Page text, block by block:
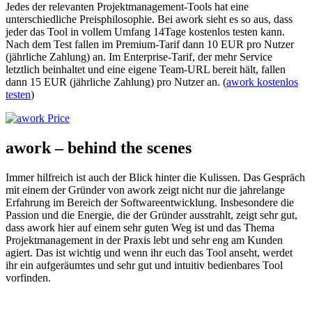
Jedes der relevanten Projektmanagement-Tools hat eine
unterschiedliche Preisphilosophie. Bei awork sieht es so aus, dass
jeder das Tool in vollem Umfang 14Tage kostenlos testen kann.
Nach dem Test fallen im Premium-Tarif dann 10 EUR pro Nutzer
(jährliche Zahlung) an. Im Enterprise-Tarif, der mehr Service
letztlich beinhaltet und eine eigene Team-URL bereit hält, fallen
dann 15 EUR (jährliche Zahlung) pro Nutzer an. (awork kostenlos
testen)
awork – behind the scenes
Immer hilfreich ist auch der Blick hinter die Kulissen. Das Gespräch
mit einem der Gründer von awork zeigt nicht nur die jahrelange
Erfahrung im Bereich der Softwareentwicklung. Insbesondere die
Passion und die Energie, die der Gründer ausstrahlt, zeigt sehr gut,
dass awork hier auf einem sehr guten Weg ist und das Thema
Projektmanagement in der Praxis lebt und sehr eng am Kunden
agiert. Das ist wichtig und wenn ihr euch das Tool anseht, werdet
ihr ein aufgeräumtes und sehr gut und intuitiv bedienbares Tool
vorfinden.